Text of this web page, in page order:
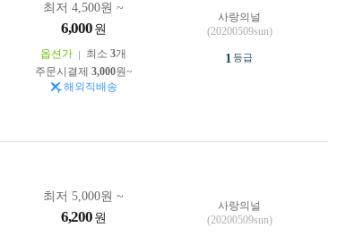
최저 4,500원 ~
6,000 원
옵션가 최소 3개
주문시결제 3,000원~
해외직배송
사랑의널
(20200509sun)
1 등급
최저 5,000원 ~
6,200 원
사랑의널
(20200509sun)